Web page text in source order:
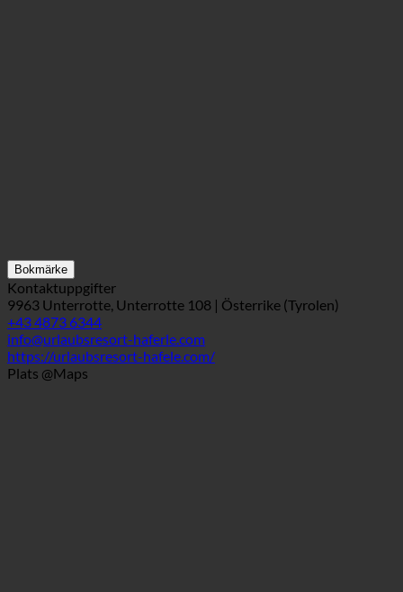
Bokmärke
Kontaktuppgifter
9963 Unterrotte, Unterrotte 108 | Österrike (Tyrolen)
+43 4873 6344
info@urlaubsresort-haferle.com